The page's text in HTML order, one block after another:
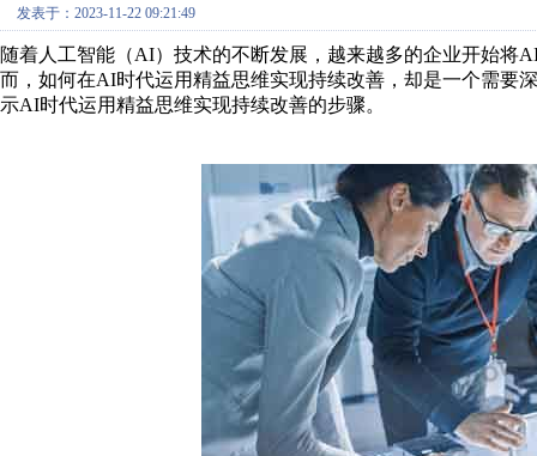
发表于：2023-11-22 09:21:49
随着人工智能（AI）技术的不断发展，越来越多的企业开始将
而，如何在AI时代运用精益思维实现持续改善，却是一个需要
示AI时代运用精益思维实现持续改善的步骤。